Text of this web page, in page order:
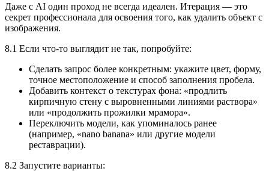
Даже с AI один проход не всегда идеален. Итерация — это
секрет профессионала для освоения того, как удалить объект с
изображения.
8.1 Если что-то выглядит не так, попробуйте:
Сделать запрос более конкретным: укажите цвет, форму,
точное местоположение и способ заполнения пробела.
Добавить контекст о текстурах фона: «продлить
кирпичную стену с выровненными линиями раствора»
или «продолжить прожилки мрамора».
Переключить модели, как упоминалось ранее
(например, «nano banana» или другие модели
реставрации).
8.2 Запустите варианты: